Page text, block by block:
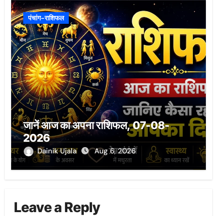
पंचांग-राशिफल
जानें आज का अपना राशिफल, 07-08-
2026
Dainik Ujala Aug 6, 2026
Leave a Reply